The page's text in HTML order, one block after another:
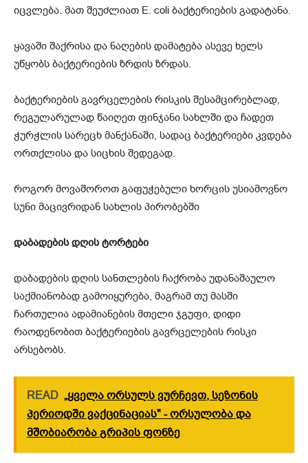
იცვლება. მათ შეუძლიათ E. coli ბაქტერიების გადატანა.
ყავაში შაქრისა და ნაღების დამატება ასევე ხელს
უწყობს ბაქტერიების ზრდის ზრდას.
ბაქტერიების გავრცელების რისკის შესამცირებლად,
რეგულარულად წაიღეთ ფინჯანი სახლში და ჩადეთ
ჭურჭლის სარეცხ მანქანაში, სადაც ბაქტერიები კვდება
ორთქლისა და სიცხის შედეგად.
როგორ მოვაშოროთ გაფუჭებული ხორცის უსიამოვნო
სუნი მაცივრიდან სახლის პირობებში
დაბადების დღის ტორტები
დაბადების დღის სანთლების ჩაქრობა უდანაშაულო
საქმიანობად გამოიყურება, მაგრამ თუ მასში
ჩართულია ადამიანების მთელი ჯგუფი, დიდი
რაოდენობით ბაქტერიების გავრცელების რისკი
არსებობს.
READ „ყველა ორსულს ვურჩევთ, სეზონის
პერიოდში ვაქცინაციას" - ორსულობა და
მშობიარობა გრიპის ფონზე